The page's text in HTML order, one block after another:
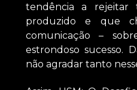
tendência a
produzido e que
comunicação –
estrondoso sucesso.
não agradar tanto